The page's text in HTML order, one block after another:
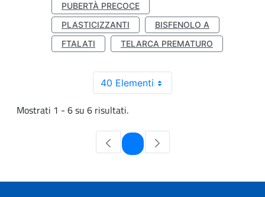
PUBERTÀ PRECOCE
PLASTICIZZANTI
BISFENOLO A
FTALATI
TELARCA PREMATURO
40 Elementi
Mostrati 1 - 6 su 6 risultati.
Pagina